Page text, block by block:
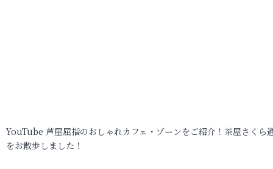
YouTube 芦屋屈指のおしゃれカフェ・ゾーンをご紹介！茶屋さくら
をお散歩しました！